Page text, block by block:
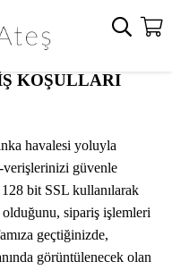
KOŞULLARI
havalesi yoluyla
güvenle
bit SSL kullanılarak
olduğunu, sipariş işlemleri
geçtiğinizde,
görüntülenecek olan